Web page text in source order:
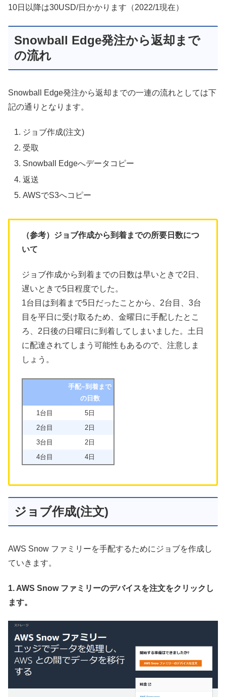
10日以降は30USD/日かかります（2022/1現在）
Snowball Edge発注から返却まで
の流れ
Snowball Edge発注から返却までの一連の流れとしては下
記の通りとなります。
ジョブ作成(注文)
受取
Snowball Edgeへデータコピー
返送
AWSでS3へコピー
（参考）ジョブ作成から到着までの所要日数につ
いて
ジョブ作成から到着までの日数は早いときで2日、
遅いときで5日程度でした。
1台目は到着まで5日だったことから、2台目、3台
目を平日に受け取るため、金曜日に手配したとこ
ろ、2日後の日曜日に到着してしまいました。土日
に配達されてしまう可能性もあるので、注意しま
しょう。
手配~到着まで
の日数
1台目
5日
2台目
2日
3台目
2日
4台目
4日
ジョブ作成(注文)
AWS Snow ファミリーを手配するためにジョブを作成し
ていきます。
1. AWS Snow ファミリーのデバイスを注文をクリックし
ます。